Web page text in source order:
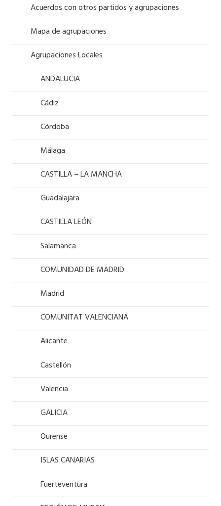
Acuerdos con otros partidos y agrupaciones
Mapa de agrupaciones
Agrupaciones Locales
ANDALUCIA
Cádiz
Córdoba
Málaga
CASTILLA – LA MANCHA
Guadalajara
CASTILLA LEÓN
Salamanca
COMUNIDAD DE MADRID
Madrid
COMUNITAT VALENCIANA
Alicante
Castellón
Valencia
GALICIA
Ourense
ISLAS CANARIAS
Fuerteventura